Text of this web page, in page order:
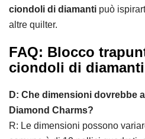
ciondoli di diamanti può
altre quilter.
FAQ: Blocco
ciondoli di diamanti
D: Che dimensioni dovrebbe
Diamond Charms?
R: Le dimensioni possono